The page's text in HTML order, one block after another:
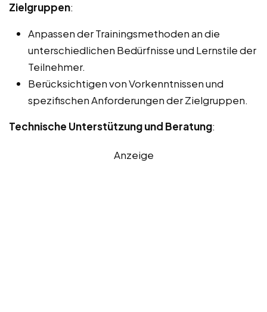
Zielgruppen:
Anpassen der Trainingsmethoden an die
unterschiedlichen Bedürfnisse und Lernstile der
Teilnehmer.
Berücksichtigen von Vorkenntnissen und
spezifischen Anforderungen der Zielgruppen.
Technische Unterstützung und Beratung:
Anzeige